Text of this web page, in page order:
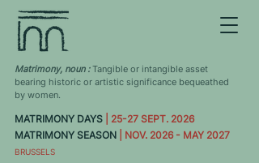
Matrimony, noun :Tangible or intangible asset
bearing historic or artistic significance bequeathed
by women.
MATRIMONY DAYS | 25-27 SEPT. 2026
MATRIMONY SEASON | NOV. 2026 - MAY 2027
BRUSSELS